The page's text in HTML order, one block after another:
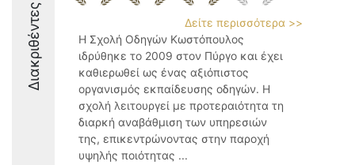
Διακριθέντες
Δείτε περισσότερα >>
Η Σχολή Οδηγών Κωστόπουλος
ιδρύθηκε το 2009 στον Πύργο και έχει
καθιερωθεί ως ένας αξιόπιστος
οργανισμός εκπαίδευσης οδηγών. Η
σχολή λειτουργεί με προτεραιότητα τη
διαρκή αναβάθμιση των υπηρεσιών
της, επικεντρώνοντας στην παροχή
υψηλής ποιότητας ...